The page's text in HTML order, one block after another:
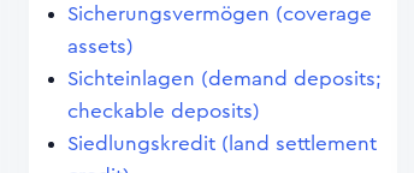
Sicherungsvermögen (coverage
assets)
Sichteinlagen (demand deposits;
checkable deposits)
Siedlungskredit (land settlement